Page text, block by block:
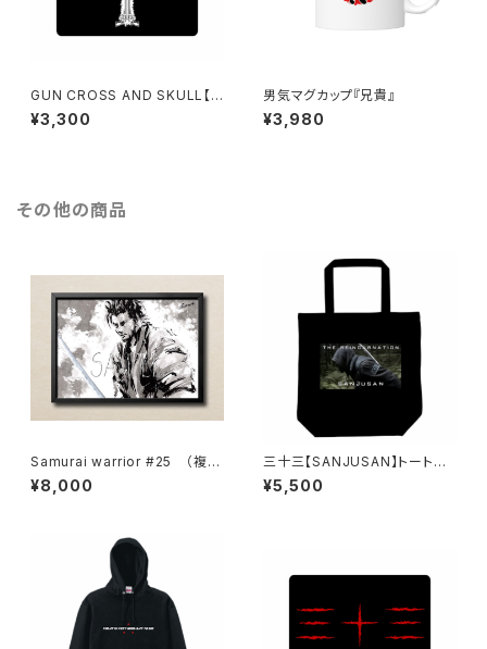
GUN CROSS AND SKULL【マ
ウスパッド】弐
¥3,300
男気マグカップ『兄貴』
¥3,980
その他の商品
Samurai warrior #25 （複製
原画・直筆サイン入り）
¥8,000
三十三【SANJUSAN】トートバ
ッグ・WARRIOR【壱】
¥5,500